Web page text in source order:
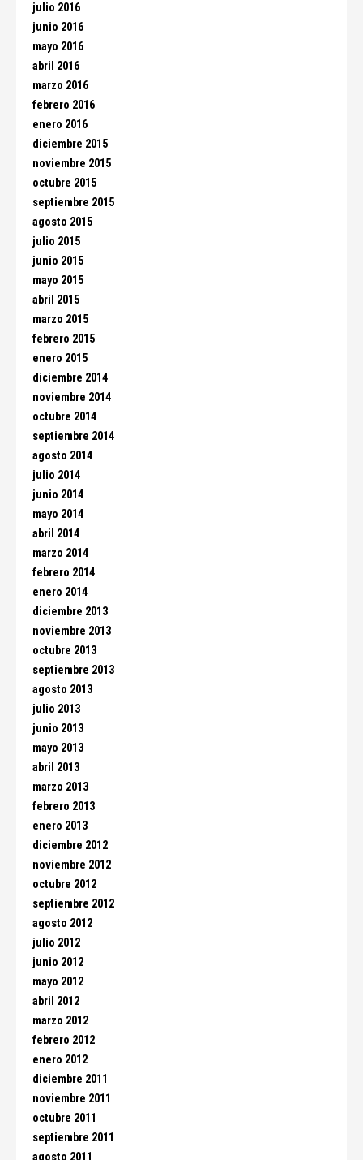
julio 2016
junio 2016
mayo 2016
abril 2016
marzo 2016
febrero 2016
enero 2016
diciembre 2015
noviembre 2015
octubre 2015
septiembre 2015
agosto 2015
julio 2015
junio 2015
mayo 2015
abril 2015
marzo 2015
febrero 2015
enero 2015
diciembre 2014
noviembre 2014
octubre 2014
septiembre 2014
agosto 2014
julio 2014
junio 2014
mayo 2014
abril 2014
marzo 2014
febrero 2014
enero 2014
diciembre 2013
noviembre 2013
octubre 2013
septiembre 2013
agosto 2013
julio 2013
junio 2013
mayo 2013
abril 2013
marzo 2013
febrero 2013
enero 2013
diciembre 2012
noviembre 2012
octubre 2012
septiembre 2012
agosto 2012
julio 2012
junio 2012
mayo 2012
abril 2012
marzo 2012
febrero 2012
enero 2012
diciembre 2011
noviembre 2011
octubre 2011
septiembre 2011
agosto 2011